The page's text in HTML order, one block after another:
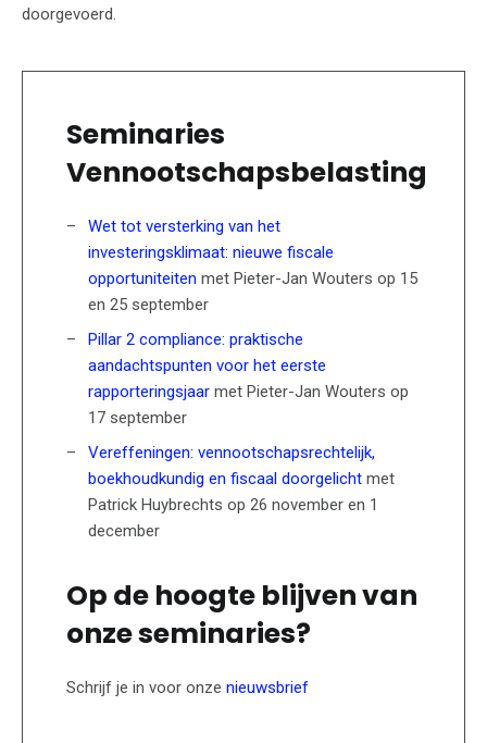
doorgevoerd.
Seminaries
Vennootschapsbelasting
Wet tot versterking van het
investeringsklimaat: nieuwe fiscale
opportuniteiten met Pieter-Jan Wouters op 15
en 25 september
Pillar 2 compliance: praktische
aandachtspunten voor het eerste
rapporteringsjaar met Pieter-Jan Wouters op
17 september
Vereffeningen: vennootschapsrechtelijk,
boekhoudkundig en fiscaal doorgelicht met
Patrick Huybrechts op 26 november en 1
december
Op de hoogte blijven van
onze seminaries?
Schrijf je in voor onze nieuwsbrief